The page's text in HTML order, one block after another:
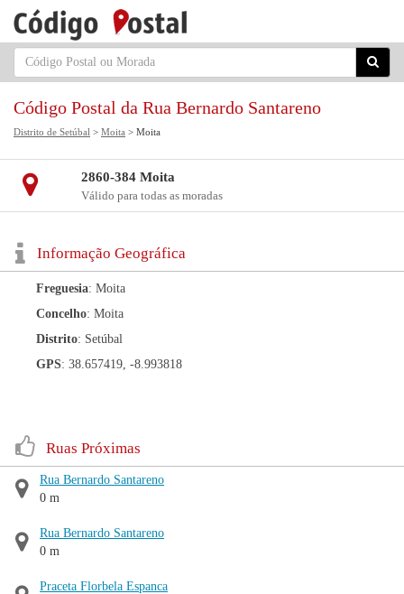
Código Postal da Rua Bernardo Santareno
Distrito de Setúbal > Moita > Moita
2860-384 Moita
Válido para todas as moradas
Informação Geográfica
Freguesia: Moita
Concelho: Moita
Distrito: Setúbal
GPS: 38.657419, -8.993818
Ruas Próximas
Rua Bernardo Santareno
0 m
Rua Bernardo Santareno
0 m
Praceta Florbela Espanca